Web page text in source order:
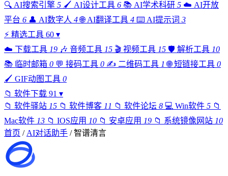
🔍 AI搜索引擎 5 🖌️ AI设计工具 6 📚 AI学术科研 5 ☁️ AI开放
平台 6 👤 AI数字人 4 🌐 AI翻译工具 4 ⌨️ AI提示词 3
⚡ 精选工具 60 ▾
☁️ 下载工具 19 🎶 音频工具 15 🎬 视频工具 15 🛡️ 解析工具 10
📚 临时邮箱 0 💬 接码工具 0 ✍️ 二维码工具 1 🌐 短链接工具 0
🖌️ GIF动图工具 0
📁 软件下载 91 ▾
📁 软件驿站 15 📁 软件博客 11 📁 软件论坛 8 💻 Win软件 5 📁
Mac软件 13 📁 IOS应用 10 📁 安卓应用 19 📁 系统镜像网站 10
首页 / AI对话助手 / 智谱清言